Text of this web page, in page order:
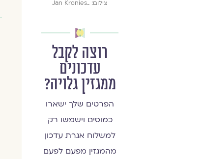
צילום: _Jan Kronies
רוצה לקבל
עדכונים
ממגזין גלויה?
הפרטים שלך ישארו
כמוסים וישמשו רק
למשלוח אגרת עדכון
מהמגזין מפעם לפעם